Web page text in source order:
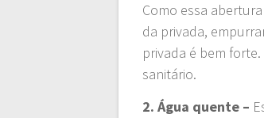
Como essa
da privada,
privada é bem
sanitário.
2. Água quente –